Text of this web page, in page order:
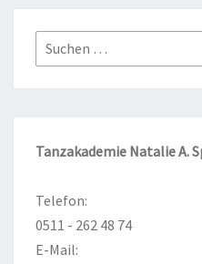
Suchen
nach:
Tanzakademie Natalie A.
Telefon:
0511 - 262 48 74
E-Mail: